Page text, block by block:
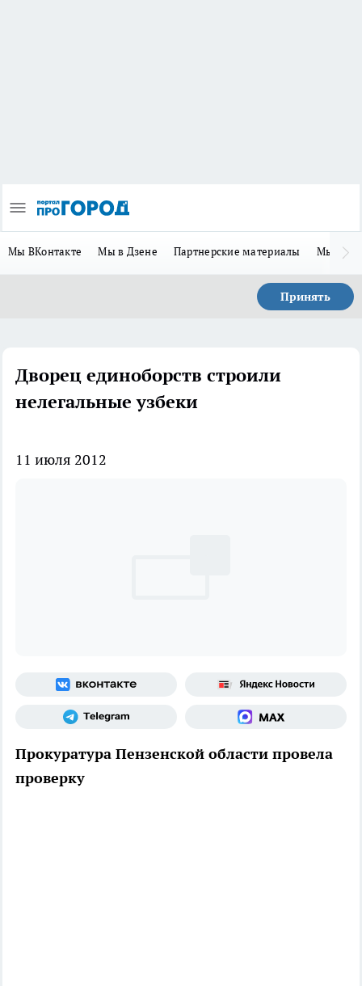
Мы ВКонтакте Мы в Дзене Партнерские материалы Мы в
Принять
Дворец единоборств строили
нелегальные узбеки
11 июля 2012
Прокуратура Пензенской области провела
проверку